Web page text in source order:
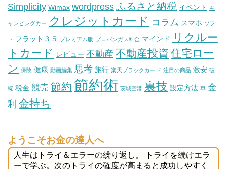
Simplicity Wimax wordpressふるさと納税 イベント キ
ャンピングカー クレジットカード コラム スマホ ソフ
ト フラット３５ プレミアム版 プロパンガス料金 マインド
リクルー
トカード
レビュー 不動産 不動産投資 住宅ロー
ン 保険 健康 動画編集 思考 旅行 楽天ブラックカード 注目の商品 激安 破
綻 税金 競売 節約 節約術 茨城空港 裏技 設定方法 車 金
利 金持ち
ようこそお金の達人へ
人生はトライ＆エラーの繰り返し。 トライを続けエラ
ーで学ぶ。次のトライの確度が高まると成功しやすく